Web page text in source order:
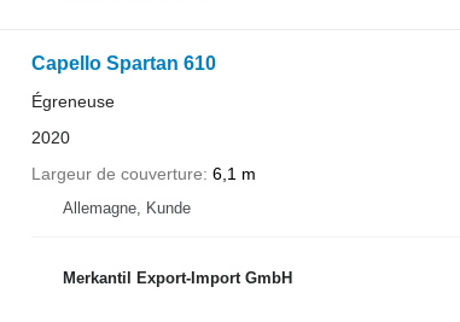
Capello Spartan 610
Égreneuse
2020
Largeur de couverture 6,1 m
Allemagne, Kunde
Merkantil Export-Import GmbH